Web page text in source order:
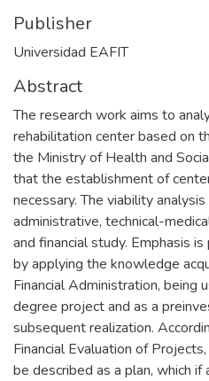
Publisher
Universidad EAFIT
Abstract
The research work aims to
rehabilitation center based on
the Ministry of Health and
that the establishment of
necessary. The viability
administrative, technical-
and financial study. Emphasis
by applying the knowledge
Financial Administration, being
degree project and as a
subsequent realization.
Financial Evaluation of
be described as a plan, which